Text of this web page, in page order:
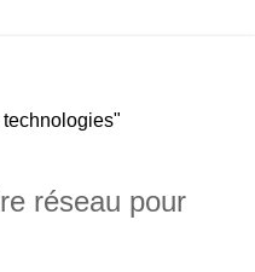
réseau pour